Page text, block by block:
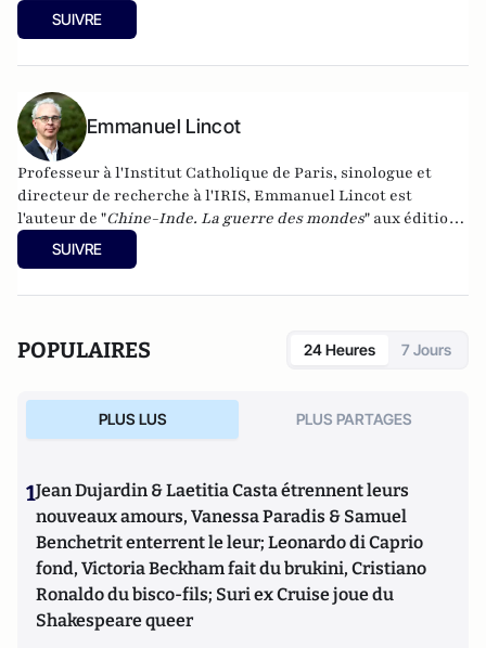
SUIVRE
Emmanuel Lincot
Professeur à l'Institut Catholique de Paris, sinologue et
directeur de recherche à l'IRIS, Emmanuel Lincot est
l'auteur de "Chine-Inde. La guerre des mondes" aux éditions
Le Cerf (à paraître le 27 février).
SUIVRE
POPULAIRES 24 Heures 7 Jours
PLUS LUS PLUS PARTAGES
1Jean Dujardin & Laetitia Casta étrennent leurs
nouveaux amours, Vanessa Paradis & Samuel
Benchetrit enterrent le leur; Leonardo di Caprio
fond, Victoria Beckham fait du brukini, Cristiano
Ronaldo du bisco-fils; Suri ex Cruise joue du
Shakespeare queer